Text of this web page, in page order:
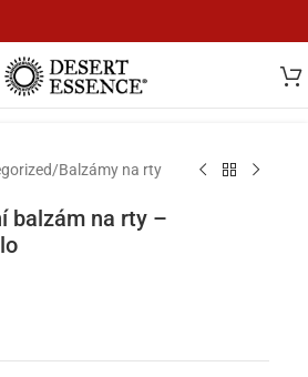
/Balzámy na rty
balzám na rty –